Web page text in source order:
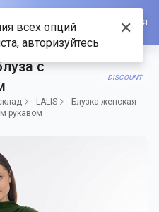
Войти/Зарегистрироваться
с
DISCOUNT
LALIS
Блузка женская
рукавом
всех опций
авторизуйтесь
✕